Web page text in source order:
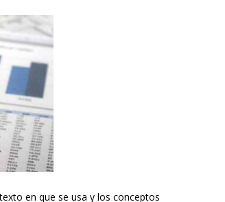
en que se usa y los conceptos